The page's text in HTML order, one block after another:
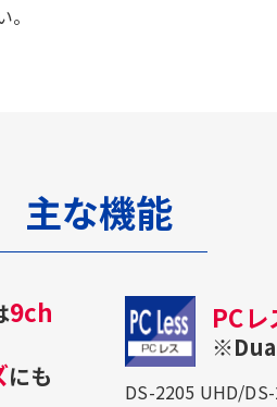
主な機能
9ch
にも
PCレ
DS-2205 UHD/